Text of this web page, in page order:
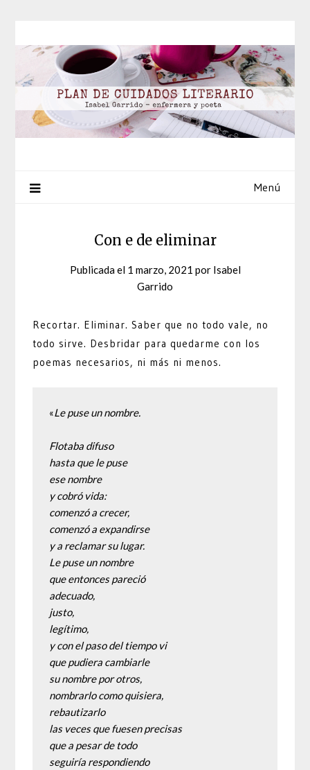
contenido
Menú
Con e de eliminar
Publicada el 1 marzo, 2021 por Isabel
Garrido
Recortar. Eliminar. Saber que no todo vale, no
todo sirve. Desbridar para quedarme con los
poemas necesarios, ni más ni menos.
«Le puse un nombre.
Flotaba difuso
hasta que le puse
ese nombre
y cobró vida:
comenzó a crecer,
comenzó a expandirse
y a reclamar su lugar.
Le puse un nombre
que entonces pareció
adecuado,
justo,
legítimo,
y con el paso del tiempo vi
que pudiera cambiarle
su nombre por otros,
nombrarlo como quisiera,
rebautizarlo
las veces que fuesen precisas
que a pesar de todo
seguiría respondiendo